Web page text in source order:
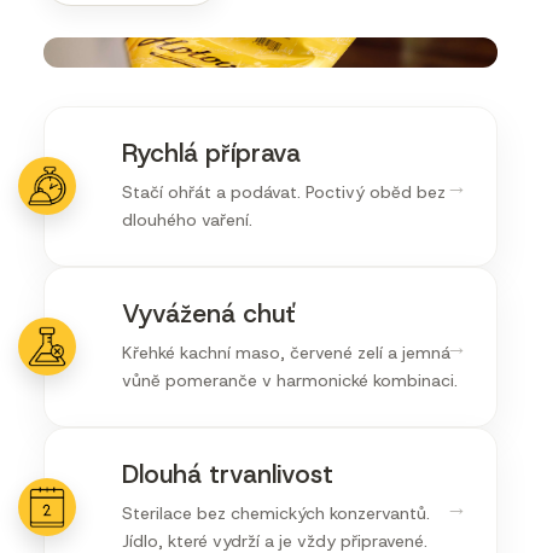
→
Rychlá příprava
Stačí ohřát a podávat. Poctivý oběd bez
dlouhého vaření.
→
Vyvážená chuť
Křehké kachní maso, červené zelí a jemná
vůně pomeranče v harmonické kombinaci.
→
Dlouhá trvanlivost
Sterilace bez chemických konzervantů.
Jídlo, které vydrží a je vždy připravené.